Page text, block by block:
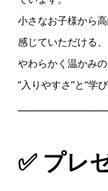
小さなお子様から
感じていただける、
やわらかく温かみ
“入りやすさ”と“学
✅ プレ